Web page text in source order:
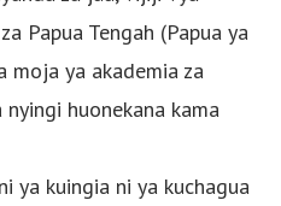
Papua Tengah (Papua ya
moja ya akademia za
huonekana kama
ya kuingia ni ya kuchagua